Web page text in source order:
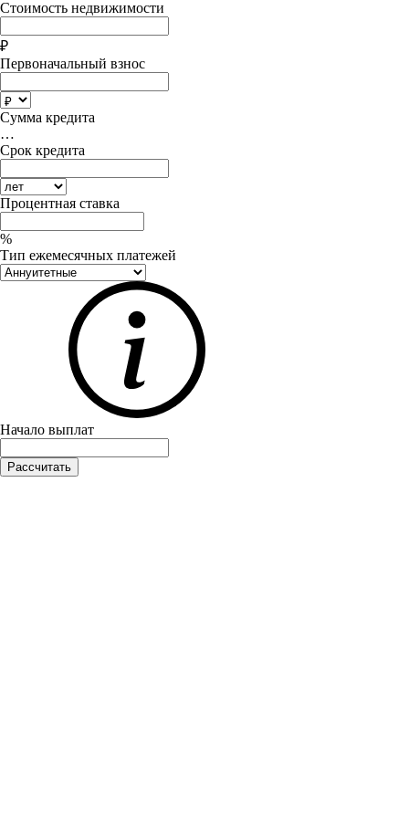
Стоимость недвижимости
₽
Первоначальный взнос
Сумма кредита
…
Срок кредита
Процентная ставка
%
Тип ежемесячных платежей
Начало выплат